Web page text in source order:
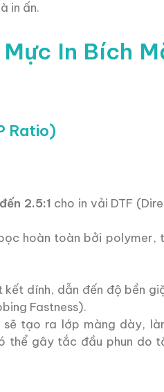
in ấn.
In Bích
Ratio)
2.5:1 cho in vải DTF
hoàn toàn bởi polymer,
dính, dẫn đến độ bền
Fastness).
tạo ra lớp màng dày,
thể gây tắc đầu phun do